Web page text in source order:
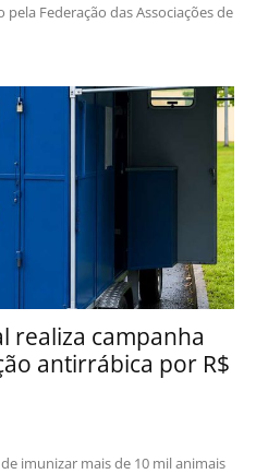
Federação das Associações de
realiza campanha
antirrábica por R$